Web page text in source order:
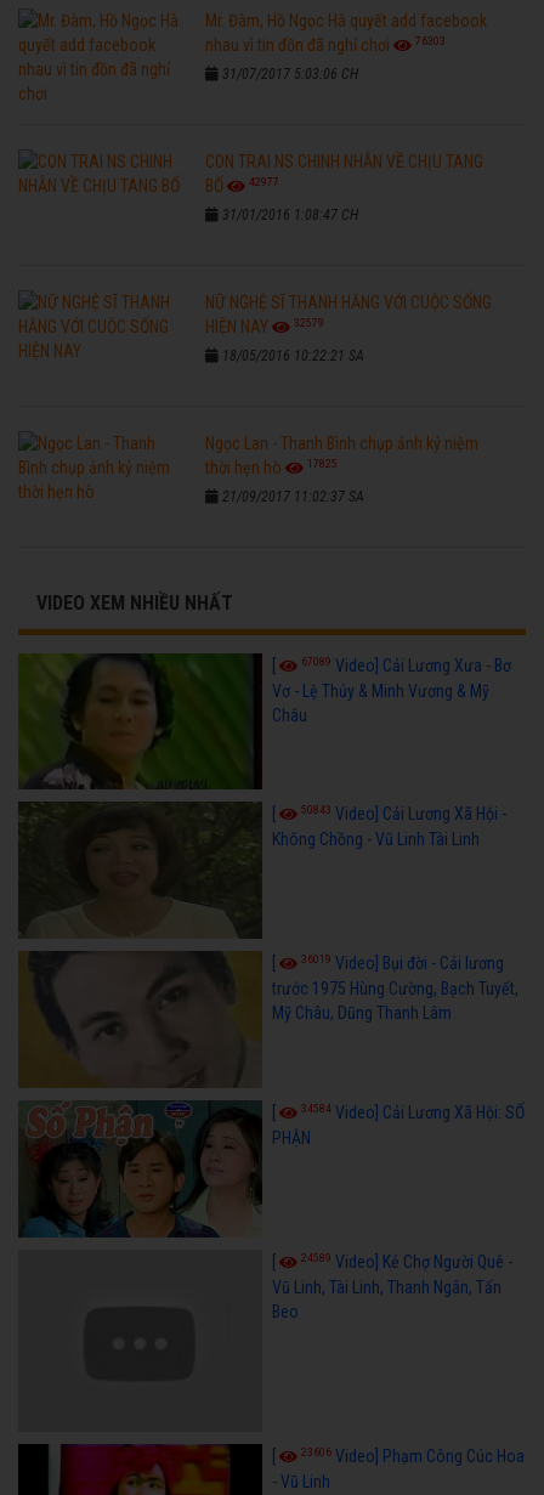
Mr. Đàm, Hồ Ngọc Hà quyết add facebook
nhau vì tin đồn đã nghỉ chơi
76303
31/07/2017 5:03:06 CH
CON TRAI NS CHINH NHẪN VỀ CHỊU TANG
BỐ
42977
31/01/2016 1:08:47 CH
NỮ NGHỆ SĨ THANH HẰNG VỚI CUỘC SỐNG
HIỆN NAY
32579
18/05/2016 10:22:21 SA
Ngọc Lan - Thanh Bình chụp ảnh kỷ niệm
thời hẹn hò
17825
21/09/2017 11:02:37 SA
VIDEO XEM NHIỀU NHẤT
[ 67089 Video] Cải Lương Xưa - Bơ
Vơ - Lệ Thủy & Minh Vương & Mỹ
Châu
50843 Video] Cải Lương Xã Hội -
Không Chồng - Vũ Linh Tài Linh
36019 Video] Bụi đời - Cải lương
trước 1975 Hùng Cường, Bạch Tuyết,
Mỹ Châu, Dũng Thanh Lâm
34584 Video] Cải Lương Xã Hội: SỐ
PHẬN
24589 Video] Kẻ Chợ Người Quê -
Vũ Linh, Tài Linh, Thanh Ngân, Tấn
Beo
23606 Video] Phạm Công Cúc Hoa
- Vũ Linh